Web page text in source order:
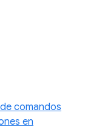
comandos
en